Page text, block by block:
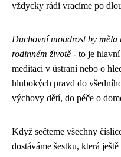
vždycky rádi vracíme po
Duchovní moudrost by
rodinném životě - to je
meditaci v ústraní nebo o
hlubokých pravd do
výchovy dětí, do péče o
Když sečteme všechny
dostáváme šestku, která